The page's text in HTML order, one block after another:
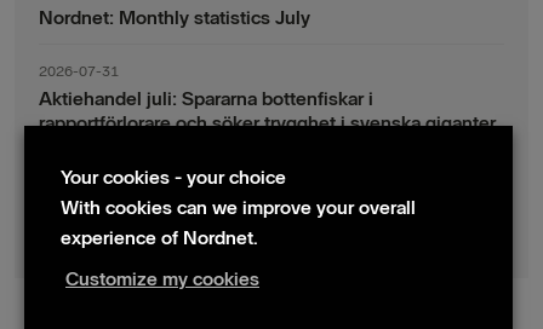
Nordnet: Monthly statistics July
2026-07-31
Aktiehandel juli: Spararna bottenfiskar i
rapportförlorare och söker trygghet i svenska giganter
2026-07-30
Fondsparande juli: Vinsthemtagningar i teknik – men
indexsparandet ligger fast
Your cookies - your choice
With cookies can we improve your overall
experience of Nordnet.
Customize my cookies